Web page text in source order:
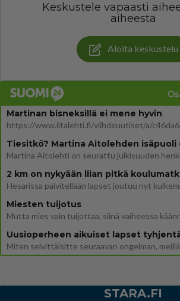
Keskustele vapaasti
aiheesta
Aloita keskustelu
Martinan bisneksillä ei mene hyvin
2 km on nykyään liian pitkä
Miesten tuijotus
STARA.FI